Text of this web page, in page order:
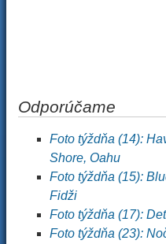
Odporúčame
Foto týždňa (14):
Shore, Oahu
Foto týždňa (15):
Fidži
Foto týždňa (17):
Foto týždňa (23):